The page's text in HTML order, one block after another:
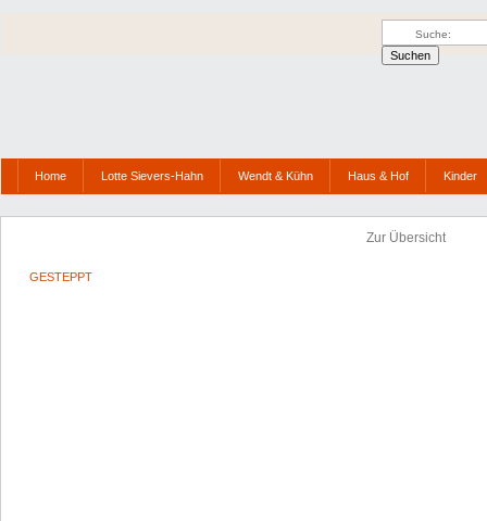
Home Lotte Sievers-Hahn Wendt & Kühn Haus & Hof Kinder
Zur Übersicht
GESTEPPT